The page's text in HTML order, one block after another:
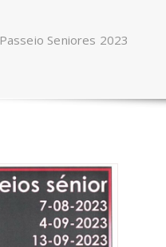
Passeio Seniores 2023